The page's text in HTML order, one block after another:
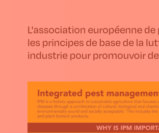
L'association européenne
les principes de base de la
industrie pour promouvoir